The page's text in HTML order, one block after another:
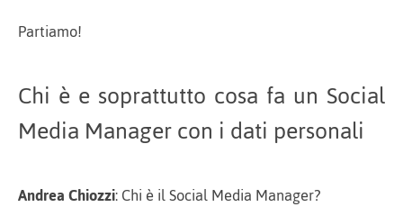
Partiamo!
Chi è e soprattutto cosa fa un Social
Media Manager con i dati personali
Andrea Chiozzi: Chi è il Social Media Manager?